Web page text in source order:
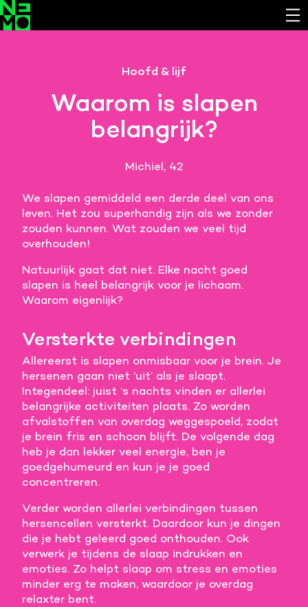
Hoofd & lijf
Waarom is slapen
belangrijk?
Michiel, 42
We slapen gemiddeld een derde deel van ons
leven. Het zou superhandig zijn als we zonder
zouden kunnen. Wat zouden we veel tijd
overhouden!
Natuurlijk gaat dat niet. Elke nacht goed
slapen is heel belangrijk voor je lichaam.
Waarom eigenlijk?
Versterkte verbindingen
Allereerst is slapen onmisbaar voor je brein. Je
hersenen gaan niet ‘uit’ als je slaapt.
Integendeel: juist ‘s nachts vinden er allerlei
belangrijke activiteiten plaats. Zo worden
afvalstoffen van overdag weggespoeld, zodat
je brein fris en schoon blijft. De volgende dag
heb je dan lekker veel energie, ben je
goedgehumeurd en kun je je goed
concentreren.
Verder worden allerlei verbindingen tussen
hersencellen versterkt. Daardoor kun je dingen
die je hebt geleerd goed onthouden. Ook
verwerk je tijdens de slaap indrukken en
emoties. Zo helpt slaap om stress en emoties
minder erg te maken, waardoor je overdag
relaxter bent.
Noodzakelijk om de website laten werken.
Cookies van derde partijen
Noodzakelijk om content van externe bronnen te
Analystische cookies
verbeteren.
Marketing cookies
Verzamelt informatie over de klantreis.
Deze website maakt gebruik van cookies. Pas hier
je voorkeuren aan.
Meer informatie
Alle cookies accepteren
Voorkeuren opslaan